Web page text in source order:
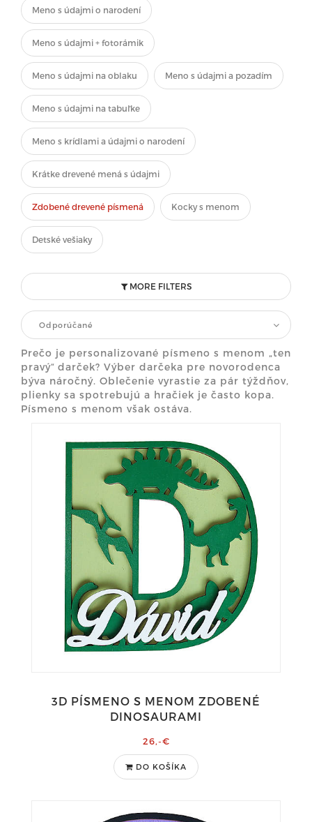
Meno s údajmi o narodení
Meno s údajmi + fotorámik
Meno s údajmi na oblaku Meno s údajmi a pozadím
Meno s údajmi na tabuľke
Meno s krídlami a údajmi o narodení
Krátke drevené mená s údajmi
Zdobené drevené písmená Kocky s menom
Detské vešiaky
MORE FILTERS
Odporúčané
Prečo je personalizované písmeno s menom „ten
pravý“ darček? Výber darčeka pre novorodenca
býva náročný. Oblečenie vyrastie za pár týždňov,
plienky sa spotrebujú a hračiek je často kopa.
Písmeno s menom však ostáva.
3D PÍSMENO S MENOM ZDOBENÉ
DINOSAURAMI
26,-€
DO KOŠÍKA